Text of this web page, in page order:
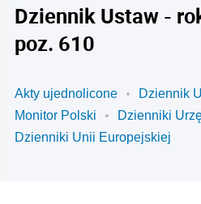
Dziennik Ustaw -
poz. 610
Akty ujednolicone
Dziennik
Monitor Polski
Dzienniki
Dzienniki Unii Europejskiej